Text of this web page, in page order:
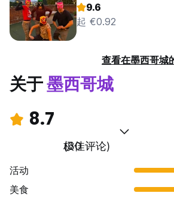
9.6
起 €0.92
查看在墨西哥
关于墨西哥城
8.7
极佳
(30 评论)
活动
美食